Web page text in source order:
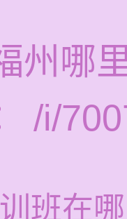
州哪
/i/
班在